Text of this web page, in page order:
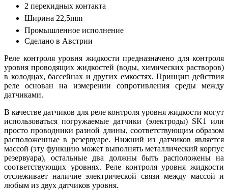
2 перекидных контакта
Ширина 22,5mm
Промышленное исполнение
Сделано в Австрии
Реле контроля уровня жидкости предназначено для контроля
уровня проводящих жидкостей (воды, химических растворов)
в колодцах, бассейнах и других емкостях. Принцип действия
реле основан на измерении сопротивления среды между
датчиками.
В качестве датчиков для реле контроля уровня жидкости могут
использоваться погружаемые датчики (электроды) SK1 или
просто проводники разной длины, соответствующим образом
расположенные в резервуаре. Нижний из датчиков является
массой (эту функцию может выполнять металлический корпус
резервуара), остальные два должны быть расположены на
соответствующих уровнях. Реле контроля уровня жидкости
отслеживает наличие электрической связи между массой и
любым из двух датчиков уровня.